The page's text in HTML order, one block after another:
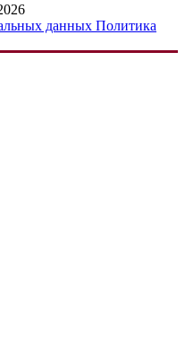
данных Политика